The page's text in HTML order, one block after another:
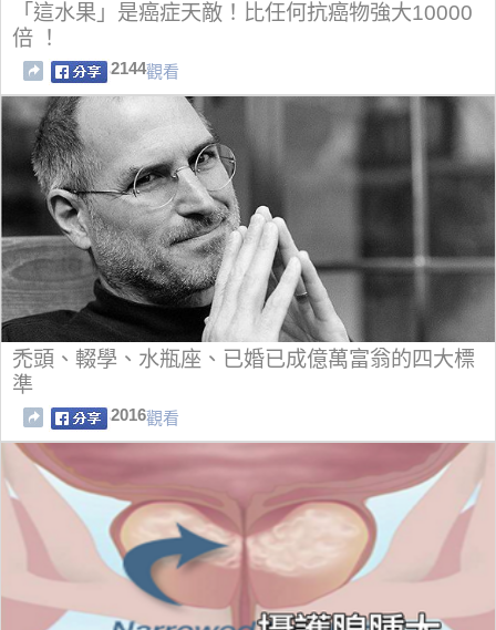
「這水果」是癌症天敵！比任何抗癌物強大10000
倍 ！
2144觀看
禿頭、輟學、水瓶座、已婚已成億萬富翁的四大標
準
2016觀看